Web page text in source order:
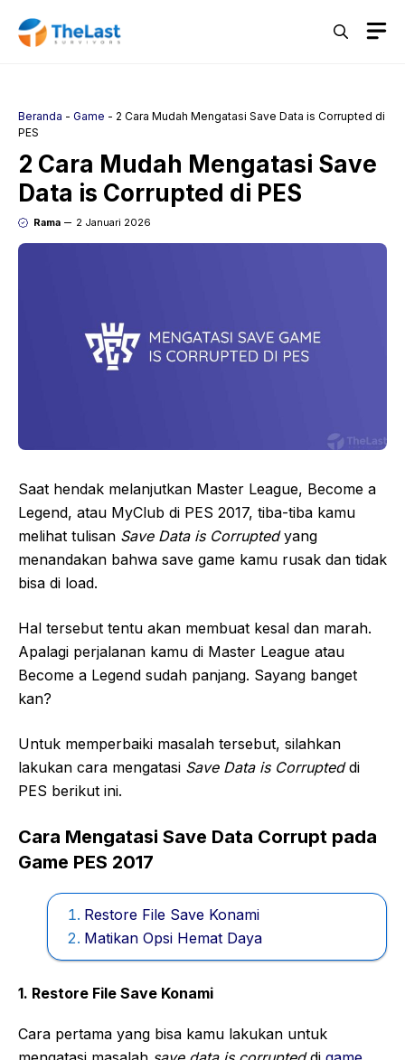
Beranda - Game - 2 Cara Mudah Mengatasi Save Data is Corrupted di
PES
2 Cara Mudah Mengatasi Save
Data is Corrupted di PES
Rama 2 Januari 2026
Saat hendak melanjutkan Master League, Become a
Legend, atau MyClub di PES 2017, tiba-tiba kamu
melihat tulisan Save Data is Corruptedyang
menandakan bahwa save game kamu rusak dan tidak
bisa di load.
Hal tersebut tentu akan membuat kesal dan marah.
Apalagi perjalanan kamu di Master League atau
Become a Legend sudah panjang. Sayang banget
kan?
Untuk memperbaiki masalah tersebut, silahkan
lakukan cara mengatasi Save Data is Corrupteddi
PES berikut ini.
Cara Mengatasi Save Data Corrupt pada
Game PES 2017
Restore File Save Konami
Matikan Opsi Hemat Daya
1. Restore File Save Konami
Cara pertama yang bisa kamu lakukan untuk